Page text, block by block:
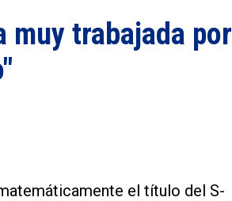
muy trabajada por
el título del S-